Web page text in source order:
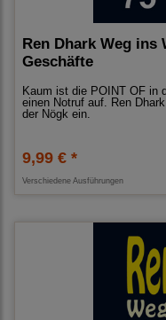
Ren Dhark Weg ins
Geschäfte
Kaum ist die POINT OF in
einen Notruf auf. Ren
der Nögk ein.
9,99 € *
Verschiedene Ausführungen